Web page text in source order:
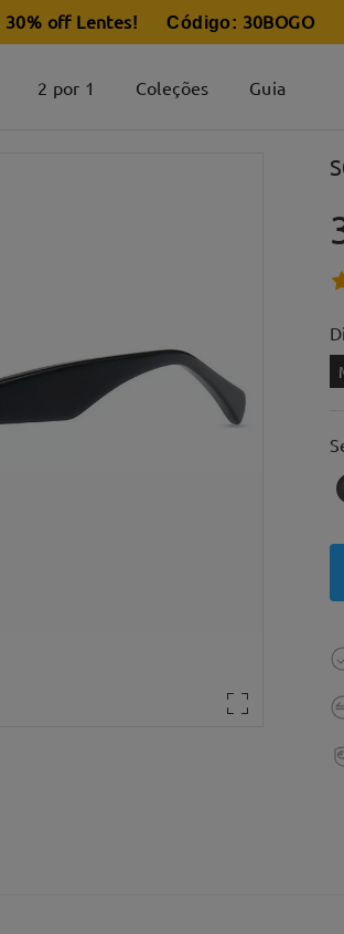
30% off Lentes! Código: 30BOGO
2 por 1 Coleções Guia